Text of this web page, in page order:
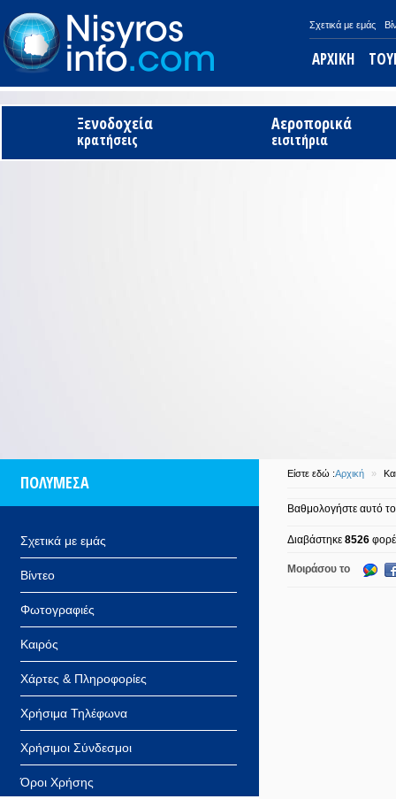
Σχετικά με εμάς
ΑΡΧΙΚΗ
Ξενοδοχεία
κρατήσεις
Αεροπορικά
εισιτήρια
ΠΟΛΥΜΕΣΑ
Σχετικά με εμάς
Βίντεο
Φωτογραφιές
Καιρός
Χάρτες & Πληροφορίες
Χρήσιμα Τηλέφωνα
Χρήσιμοι Σύνδεσμοι
Όροι Χρήσης
Είστε εδώ :Αρχική »
Βαθμολογήστε αυτό
Διαβάστηκε 8526
Μοιράσου το